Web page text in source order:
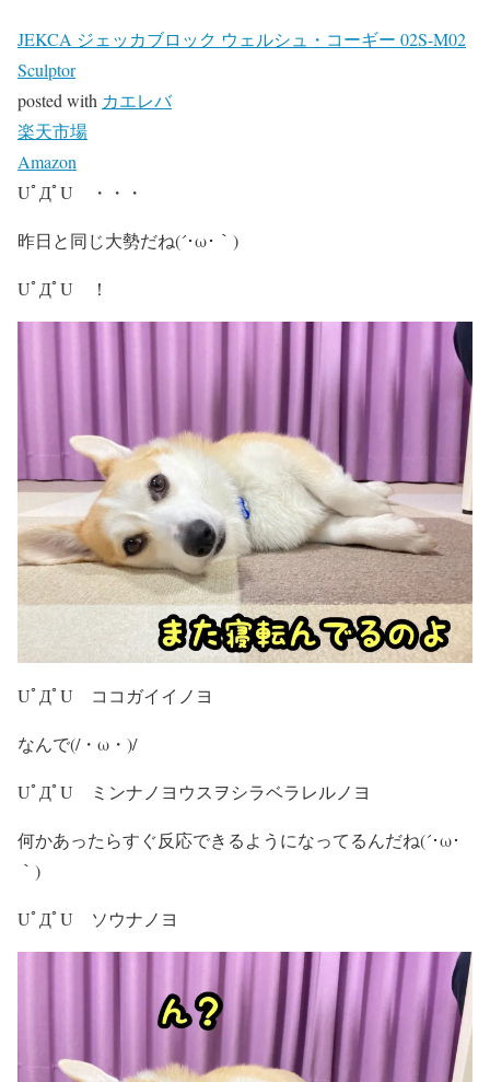
JEKCA ジェッカブロック ウェルシュ・コーギー 02S-M02
Sculptor
posted with カエレバ
楽天市場
Amazon
UﾟДﾟU ・・・
昨日と同じ大勢だね(´･ω･｀)
UﾟДﾟU ！
UﾟДﾟU ココガイイノヨ
なんで(/・ω・)/
UﾟДﾟU ミンナノヨウスヲシラベラレルノヨ
何かあったらすぐ反応できるようになってるんだね(´･ω･
｀)
UﾟДﾟU ソウナノヨ